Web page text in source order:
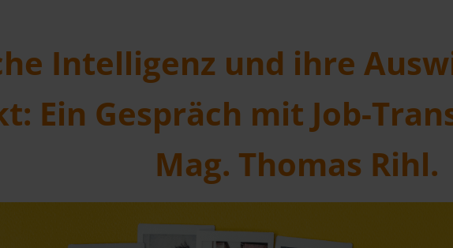
Intelligenz und ihre
Ein Gespräch mit Job-
Mag. Thomas Rihl.